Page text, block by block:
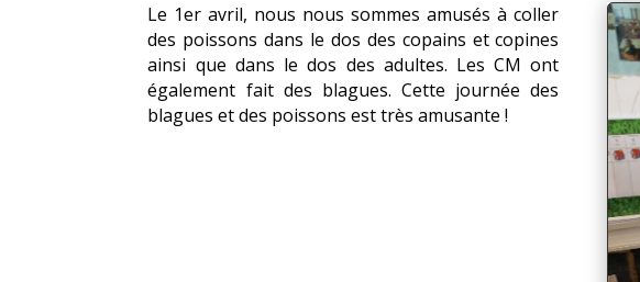
Le 1er avril, nous nous sommes amusés à coller
des poissons dans le dos des copains et copines
ainsi que dans le dos des adultes. Les CM ont
également fait des blagues. Cette journée des
blagues et des poissons est très amusante !